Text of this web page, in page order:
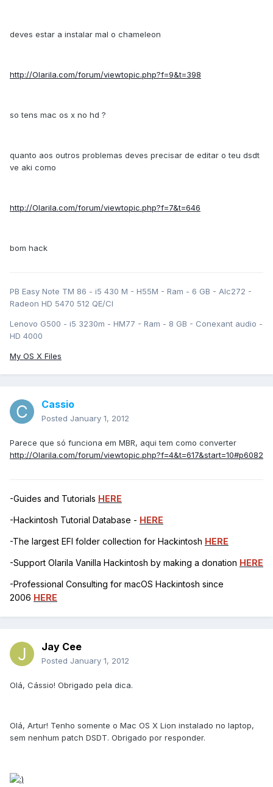
deves estar a instalar mal o chameleon
http://Olarila.com/forum/viewtopic.php?f=9&t=398
so tens mac os x no hd ?
quanto aos outros problemas deves precisar de editar o teu dsdt
ve aki como
http://Olarila.com/forum/viewtopic.php?f=7&t=646
bom hack
PB Easy Note TM 86 - i5 430 M - H55M - Ram - 6 GB - Alc272 -
Radeon HD 5470 512 QE/CI
Lenovo G500 - i5 3230m - HM77 - Ram - 8 GB - Conexant audio -
HD 4000
My OS X Files
Cassio
Posted January 1, 2012
Parece que só funciona em MBR, aqui tem como converter
http://Olarila.com/forum/viewtopic.php?f=4&t=617&start=10#p6082
-Guides and Tutorials HERE
-Hackintosh Tutorial Database - HERE
-The largest EFI folder collection for Hackintosh HERE
-Support Olarila Vanilla Hackintosh by making a donation HERE
-Professional Consulting for macOS Hackintosh since
2006 HERE
Jay Cee
Posted January 1, 2012
Olá, Cássio! Obrigado pela dica.
Olá, Artur! Tenho somente o Mac OS X Lion instalado no laptop,
sem nenhum patch DSDT. Obrigado por responder.